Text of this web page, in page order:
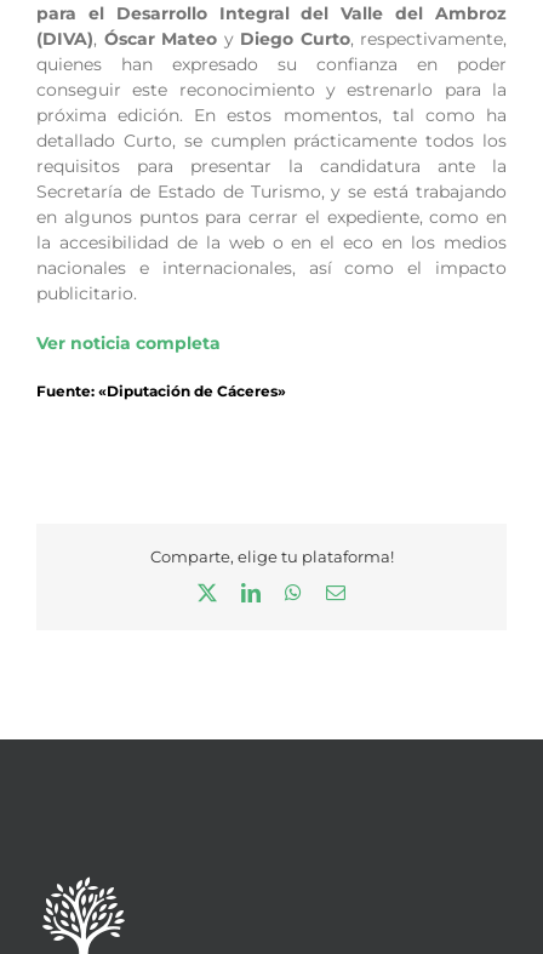
para el Desarrollo Integral del Valle del Ambroz
(DIVA), Óscar Mateo y Diego Curto, respectivamente,
quienes han expresado su confianza en poder
conseguir este reconocimiento y estrenarlo para la
próxima edición. En estos momentos, tal como ha
detallado Curto, se cumplen prácticamente todos los
requisitos para presentar la candidatura ante la
Secretaría de Estado de Turismo, y se está trabajando
en algunos puntos para cerrar el expediente, como en
la accesibilidad de la web o en el eco en los medios
nacionales e internacionales, así como el impacto
publicitario.
Ver noticia completa
Fuente: «Diputación de Cáceres»
Comparte, elige tu plataforma!
LinkedInWhatsApp
Correo